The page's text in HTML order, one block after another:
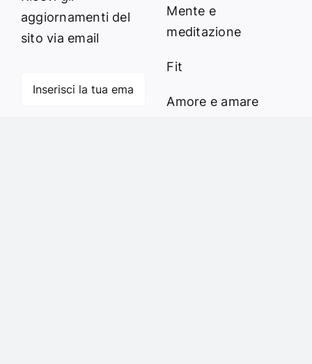
aggiornamenti del
sito via email
Mente e
meditazione
Fit
Amore e amare